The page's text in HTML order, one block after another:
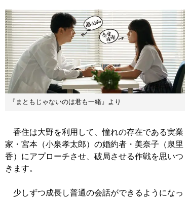
『まともじゃないのは君も一緒』より
香住は大野を利用して、憧れの存在である実業
家・宮本（小泉孝太郎）の婚約者・美奈子（泉里
香）にアプローチさせ、破局させる作戦を思いつ
きます。
少しずつ成長し普通の会話ができるようになっ